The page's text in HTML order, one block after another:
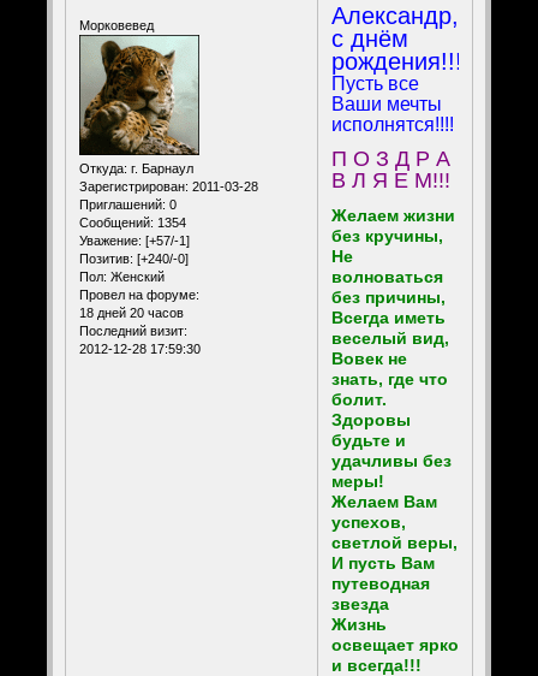
Морковевед
Откуда: г. Барнаул
Зарегистрирован: 2011-03-28
Приглашений: 0
Сообщений: 1354
Уважение: [+57/-1]
Позитив: [+240/-0]
Пол: Женский
Провел на форуме:
18 дней 20 часов
Последний визит:
2012-12-28 17:59:30
Александр,
с днём
рождения!!!
Пусть все
Ваши мечты
исполнятся!!!!
П О З Д Р А
В Л Я Е М!!!
Желаем жизни
без кручины,
Не
волноваться
без причины,
Всегда иметь
веселый вид,
Вовек не
знать, где что
болит.
Здоровы
будьте и
удачливы без
меры!
Желаем Вам
успехов,
светлой веры,
И пусть Вам
путеводная
звезда
Жизнь
освещает ярко
и всегда!!!